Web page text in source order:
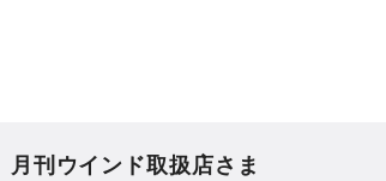
月刊ウインド取扱店さま